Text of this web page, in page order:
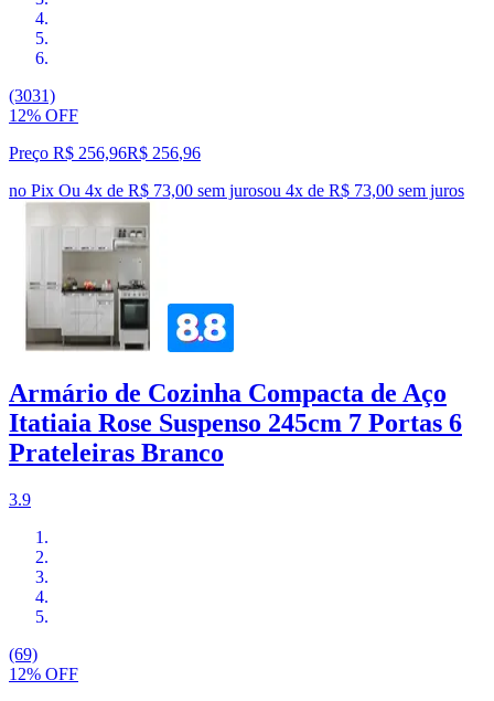
(3031)
12% OFF
Preço R$ 256,96R$ 256,96
no Pix Ou 4x de R$ 73,00 sem jurosou 4x de R$ 73,00 sem juros
Armário de Cozinha Compacta de Aço
Itatiaia Rose Suspenso 245cm 7 Portas 6
Prateleiras Branco
3.9
(69)
12% OFF